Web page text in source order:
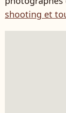
shooting et